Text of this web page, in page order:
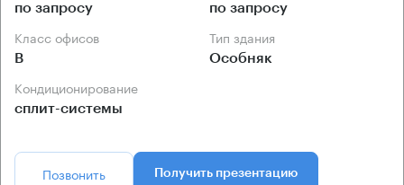
по запросу по запросу
Класс офисов
B
Тип здания
Особняк
Кондиционирование
сплит-системы
Позвонить Получить презентацию